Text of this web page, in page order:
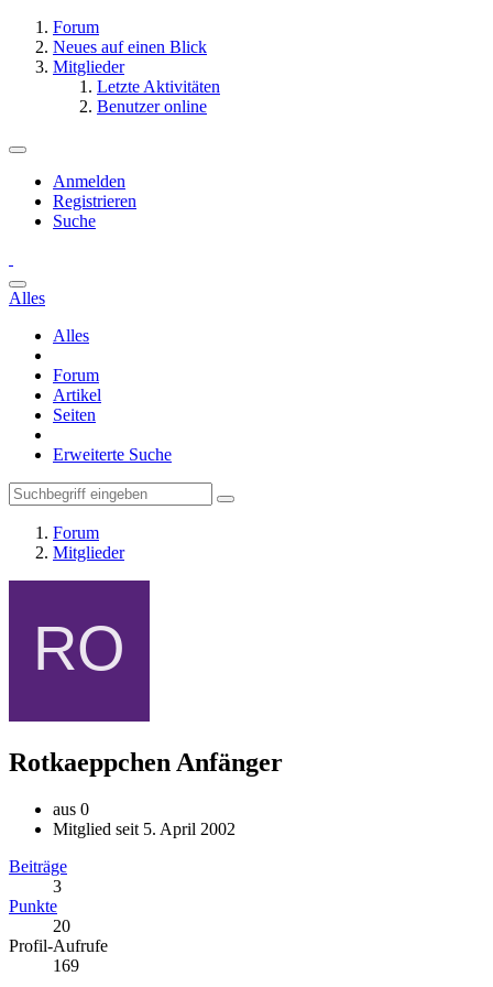
Forum
Neues auf einen Blick
Mitglieder
Letzte Aktivitäten
Benutzer online
Anmelden
Registrieren
Suche
Alles
Alles
Forum
Artikel
Seiten
Erweiterte Suche
Forum
Mitglieder
Rotkaeppchen Anfänger
aus 0
Mitglied seit 5. April 2002
Beiträge
3
Punkte
20
Profil-Aufrufe
169